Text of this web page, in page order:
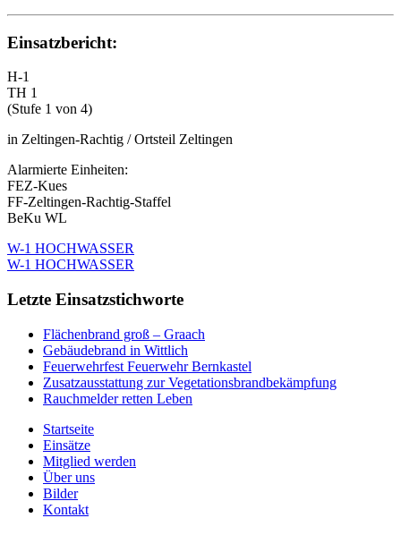
Einsatzbericht:
H-1
TH 1
(Stufe 1 von 4)
in Zeltingen-Rachtig / Ortsteil Zeltingen
Alarmierte Einheiten:
FEZ-Kues
FF-Zeltingen-Rachtig-Staffel
BeKu WL
W-1 HOCHWASSER
W-1 HOCHWASSER
Letzte Einsatzstichworte
Flächenbrand groß – Graach
Gebäudebrand in Wittlich
Feuerwehrfest Feuerwehr Bernkastel
Zusatzausstattung zur Vegetationsbrandbekämpfung
Rauchmelder retten Leben
Startseite
Einsätze
Mitglied werden
Über uns
Bilder
Kontakt